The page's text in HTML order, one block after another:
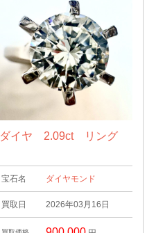
ダイヤ 2.09ct リング
宝石名 ダイヤモンド
買取日 2026年03月16日